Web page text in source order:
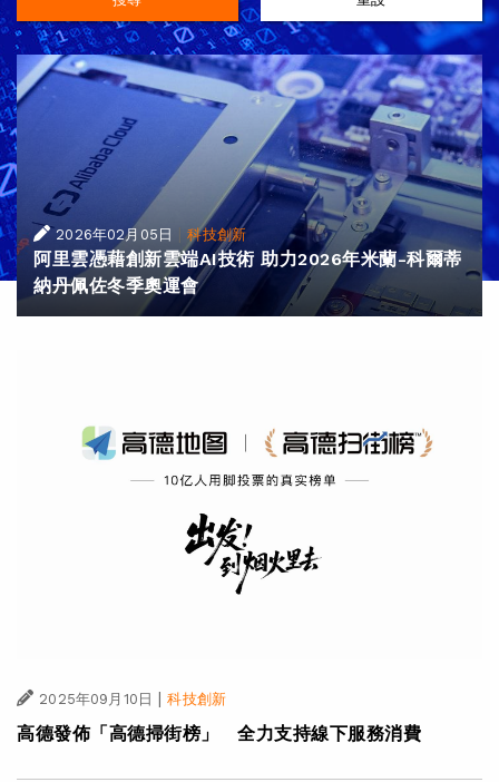
2026年02月05日 |科技創新
阿里雲憑藉創新雲端AI技術 助力2026年米蘭-科爾蒂
納丹佩佐冬季奧運會
2025年09月10日 科技創新
高德發佈「高德掃街榜」 全力支持線下服務消費